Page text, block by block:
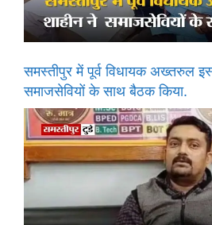
समस्तीपुर में पूर्व विधायक अख्तरुल
समाजसेवियों के साथ बैठक किया.